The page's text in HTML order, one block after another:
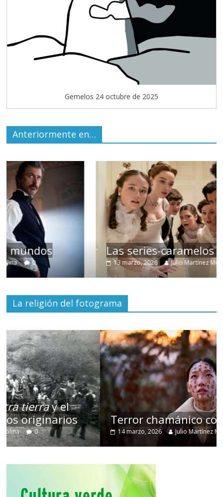
Gemelos 24 octubre de 2025
Anteriormente en…
Las series-caramelos de Shondaland
13 marzo, 2026 Julio Martínez Molina 0
La religión del fotograma
Terror chamánico coreano
14 marzo, 2026 Julio Martínez Molina 0